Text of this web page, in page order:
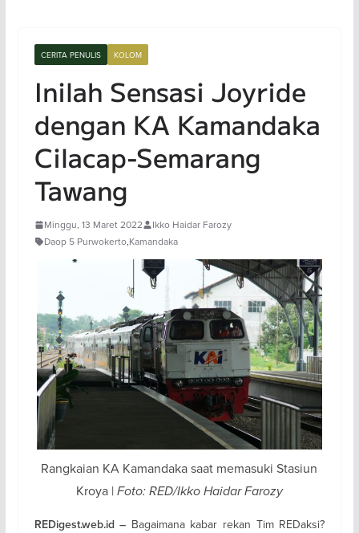
CERITA PENULIS KOLOM
Inilah Sensasi Joyride
dengan KA Kamandaka
Cilacap-Semarang
Tawang
Minggu, 13 Maret 2022
Ikko Haidar Farozy
Daop 5 Purwokerto,Kamandaka
Rangkaian KA Kamandaka saat memasuki Stasiun
Kroya | Foto: RED/Ikko Haidar Farozy
REDigest.web.id – Bagaimana kabar rekan Tim REDaksi?